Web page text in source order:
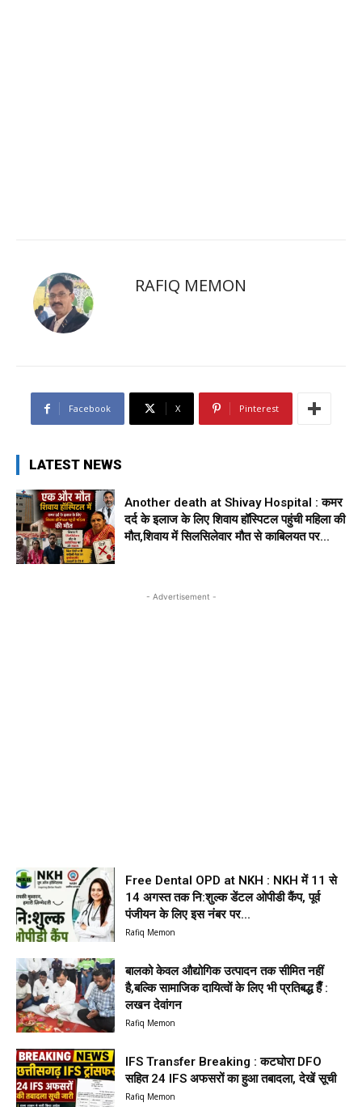
RAFIQ MEMON
Facebook X Pinterest
LATEST NEWS
Another death at Shivay Hospital : कमर
दर्द के इलाज के लिए शिवाय हॉस्पिटल पहुंची महिला की
मौत,शिवाय में सिलसिलेवार मौत से काबिलयत पर...
- Advertisement -
Free Dental OPD at NKH : NKH में 11 से
14 अगस्त तक नि:शुल्क डेंटल ओपीडी कैंप, पूर्व
पंजीयन के लिए इस नंबर पर...
Rafiq Memon
बालको केवल औद्योगिक उत्पादन तक सीमित नहीं
है,बल्कि सामाजिक दायित्वों के लिए भी प्रतिबद्ध हैँ :
लखन देवांगन
Rafiq Memon
IFS Transfer Breaking : कटघोरा DFO
सहित 24 IFS अफसरों का हुआ तबादला, देखें सूची
Rafiq Memon